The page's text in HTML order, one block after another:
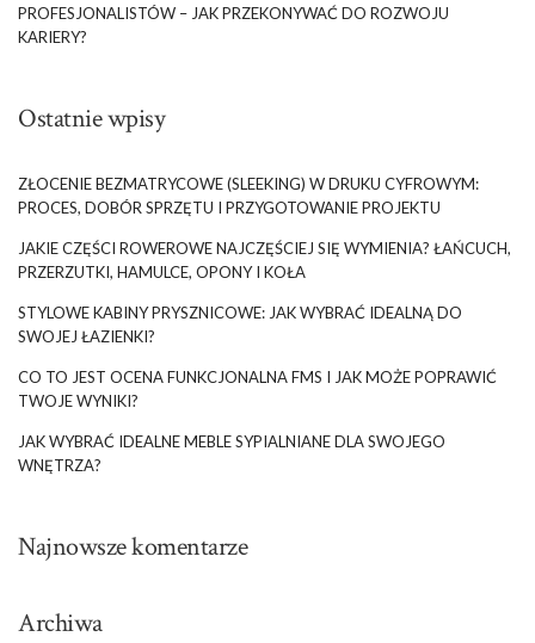
PROFESJONALISTÓW – JAK PRZEKONYWAĆ DO ROZWOJU
KARIERY?
Ostatnie wpisy
ZŁOCENIE BEZMATRYCOWE (SLEEKING) W DRUKU CYFROWYM:
PROCES, DOBÓR SPRZĘTU I PRZYGOTOWANIE PROJEKTU
JAKIE CZĘŚCI ROWEROWE NAJCZĘŚCIEJ SIĘ WYMIENIA? ŁAŃCUCH,
PRZERZUTKI, HAMULCE, OPONY I KOŁA
STYLOWE KABINY PRYSZNICOWE: JAK WYBRAĆ IDEALNĄ DO
SWOJEJ ŁAZIENKI?
CO TO JEST OCENA FUNKCJONALNA FMS I JAK MOŻE POPRAWIĆ
TWOJE WYNIKI?
JAK WYBRAĆ IDEALNE MEBLE SYPIALNIANE DLA SWOJEGO
WNĘTRZA?
Najnowsze komentarze
Archiwa